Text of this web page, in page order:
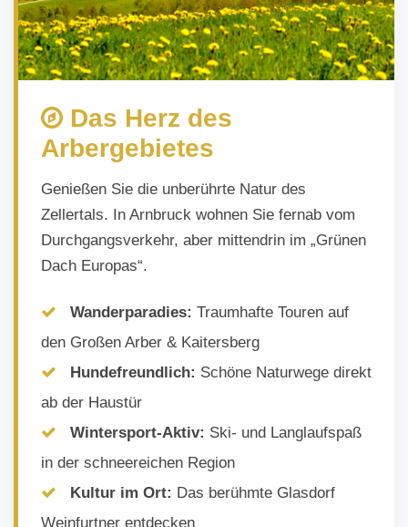
Das Herz des
Arbergebietes
Genießen Sie die unberührte Natur des
Zellertals. In Arnbruck wohnen Sie fernab vom
Durchgangsverkehr, aber mittendrin im „Grünen
Dach Europas“.
Wanderparadies: Traumhafte Touren auf
den Großen Arber & Kaitersberg
Hundefreundlich: Schöne Naturwege direkt
ab der Haustür
Wintersport-Aktiv: Ski- und Langlaufspaß
in der schneereichen Region
Kultur im Ort: Das berühmte Glasdorf
Weinfurtner entdecken